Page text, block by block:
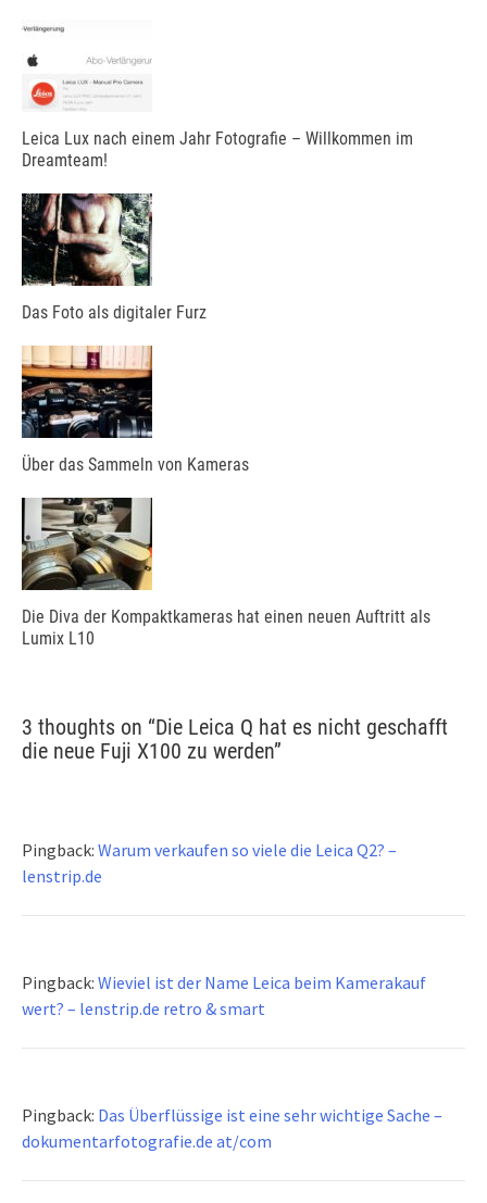
Leica Lux nach einem Jahr Fotografie – Willkommen im
Dreamteam!
Das Foto als digitaler Furz
Über das Sammeln von Kameras
Die Diva der Kompaktkameras hat einen neuen Auftritt als
Lumix L10
3 thoughts on “Die Leica Q hat es nicht geschafft
die neue Fuji X100 zu werden”
Pingback: Warum verkaufen so viele die Leica Q2? –
lenstrip.de
Pingback: Wieviel ist der Name Leica beim Kamerakauf
wert? – lenstrip.de retro & smart
Pingback: Das Überflüssige ist eine sehr wichtige Sache –
dokumentarfotografie.de at/com